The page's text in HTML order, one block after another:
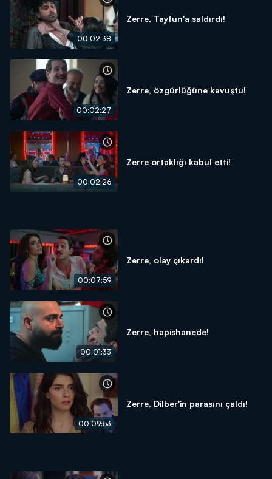
00:02:38
Zerre, Tayfun'a saldırdı!
00:02:27
Zerre, özgürlüğüne kavuştu!
00:02:26
Zerre ortaklığı kabul etti!
00:07:59
Zerre, olay çıkardı!
00:01:33
Zerre, hapishanede!
00:09:53
Zerre, Dilber'in parasını çaldı!